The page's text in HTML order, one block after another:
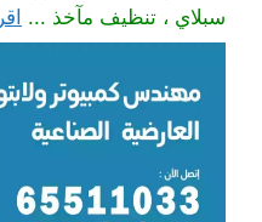
سبلاي ، تنظيف مآخذ ...